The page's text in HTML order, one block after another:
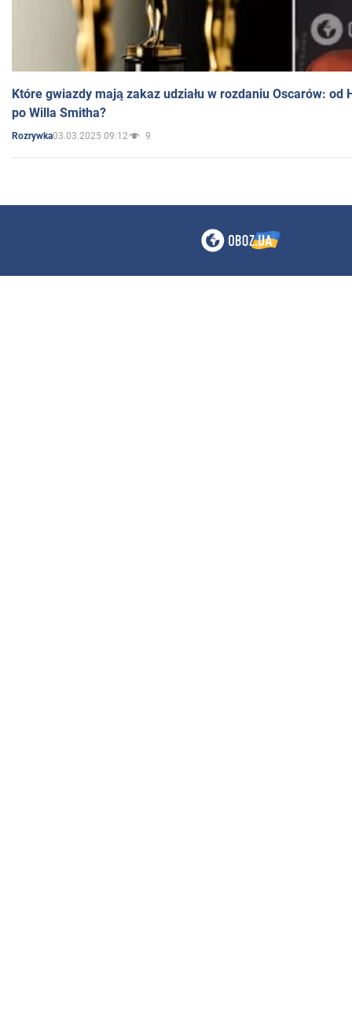
Które gwiazdy mają zakaz udziału w rozdaniu Oscarów: od
po Willa Smitha?
Rozrywka03.03.2025 09:12 9